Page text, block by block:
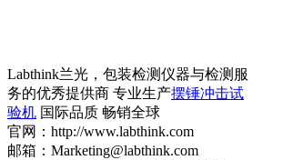
Labthink兰光，包装检测仪器与检测服
务的优秀提供商 专业生产摆锤冲击试
验机 国际品质 畅销全球
官网：http://www.labthink.com
邮箱：Marketing@labthink.com